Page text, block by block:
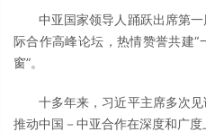
中亚国家领导人踊跃出席第一
际合作高峰论坛，热情赞誉共建“
窗”。
十多年来，习近平主席多次见
推动中国－中亚合作在深度和广